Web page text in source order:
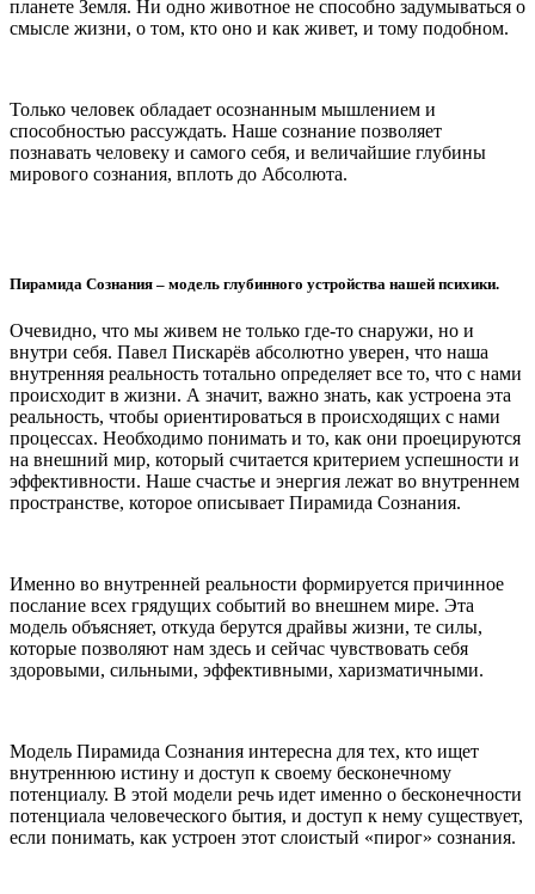
планете Земля. Ни одно животное не способно задумываться о
смысле жизни, о том, кто оно и как живет, и тому подобном.
Только человек обладает осознанным мышлением и
способностью рассуждать. Наше сознание позволяет
познавать человеку и самого себя, и величайшие глубины
мирового сознания, вплоть до Абсолюта.
Пирамида Сознания – модель глубинного устройства нашей психики.
Очевидно, что мы живем не только где-то снаружи, но и
внутри себя. Павел Пискарёв абсолютно уверен, что наша
внутренняя реальность тотально определяет все то, что с нами
происходит в жизни. А значит, важно знать, как устроена эта
реальность, чтобы ориентироваться в происходящих с нами
процессах. Необходимо понимать и то, как они проецируются
на внешний мир, который считается критерием успешности и
эффективности. Наше счастье и энергия лежат во внутреннем
пространстве, которое описывает Пирамида Сознания.
Именно во внутренней реальности формируется причинное
послание всех грядущих событий во внешнем мире. Эта
модель объясняет, откуда берутся драйвы жизни, те силы,
которые позволяют нам здесь и сейчас чувствовать себя
здоровыми, сильными, эффективными, харизматичными.
Модель Пирамида Сознания интересна для тех, кто ищет
внутреннюю истину и доступ к своему бесконечному
потенциалу. В этой модели речь идет именно о бесконечности
потенциала человеческого бытия, и доступ к нему существует,
если понимать, как устроен этот слоистый «пирог» сознания.